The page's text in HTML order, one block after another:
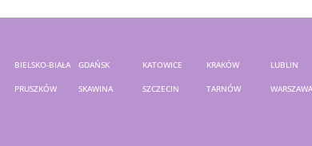
BIELSKO-BIAŁA GDAŃSK KATOWICE KRAKÓW LUBLIN
PRUSZKÓW SKAWINA SZCZECIN TARNÓW WARSZAWA